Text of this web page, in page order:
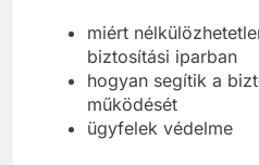
miért
biztosítási iparban
hogyan segítik a
működését
ügyfelek védelme